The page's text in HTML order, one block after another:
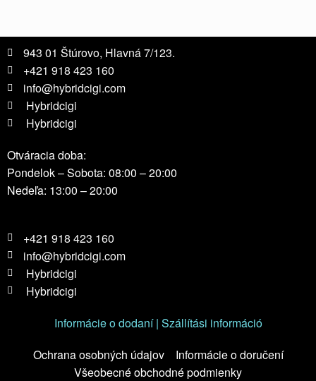
943 01 Štúrovo, Hlavná 7/123.
+421 918 423 160
info@hybridcigi.com
Hybridcigi
Hybridcigi
Otváracia doba:
Pondelok – Sobota: 08:00 – 20:00
Nedeľa: 13:00 – 20:00
+421 918 423 160
info@hybridcigi.com
Hybridcigi
Hybridcigi
Informácie o dodaní | Szállítási információ
Ochrana osobných údajov
Informácie o doručení
Všeobecné obchodné podmienky